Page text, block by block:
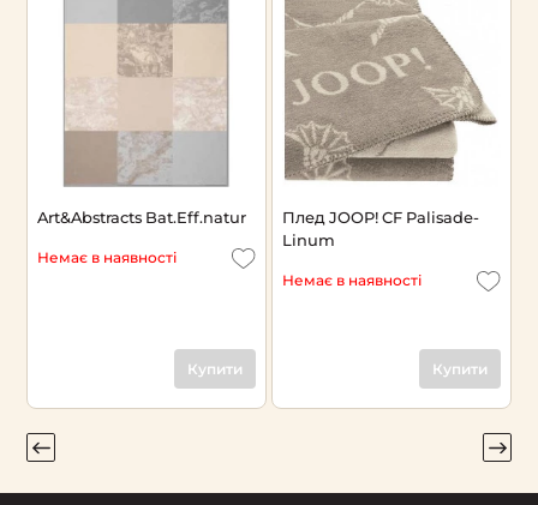
Art&Abstracts Bat.Eff.natur
Немає в наявності
Купити
Плед JOOP! CF Palisade-
Linum
Немає в наявності
Купити